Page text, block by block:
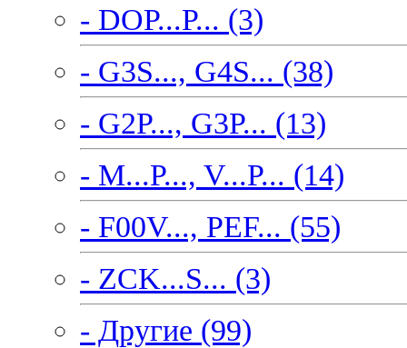
- DOP...P... (3)
- G3S..., G4S... (38)
- G2P..., G3P... (13)
- M...P..., V...P... (14)
- F00V..., PEF... (55)
- ZCK...S... (3)
- Другие (99)